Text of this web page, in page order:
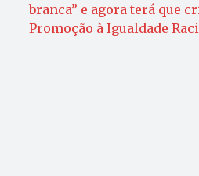
branca” e agora terá que
Promoção à Igualdade